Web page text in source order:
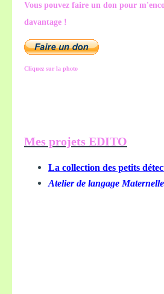
Vous pouvez faire un don pour
davantage !
Cliquez sur la photo
Mes projets EDITO
La collection des petits
Atelier de langage Maternelle